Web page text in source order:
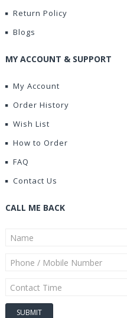
Return Policy
Blogs
MY ACCOUNT & SUPPORT
My Account
Order History
Wish List
How to Order
FAQ
Contact Us
CALL ME BACK